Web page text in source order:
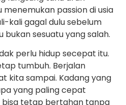
passion di usia
kali gagal dulu sebelum
bukan sesuatu yang salah.
perlu hidup secepat itu.
tumbuh. Berjalan
kita sampai. Kadang yang
yang paling cepat
bisa tetap bertahan tanpa